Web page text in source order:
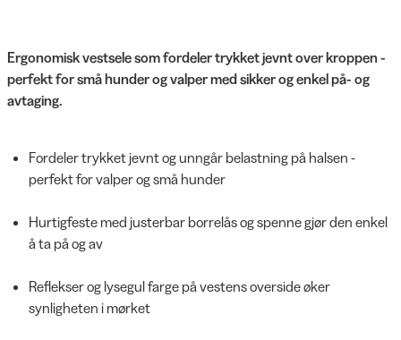
Ergonomisk vestsele som fordeler trykket jevnt over kroppen -
perfekt for små hunder og valper med sikker og enkel på- og
avtaging.
Fordeler trykket jevnt og unngår belastning på halsen -
perfekt for valper og små hunder
Hurtigfeste med justerbar borrelås og spenne gjør den enkel
å ta på og av
Reflekser og lysegul farge på vestens overside øker
synligheten i mørket